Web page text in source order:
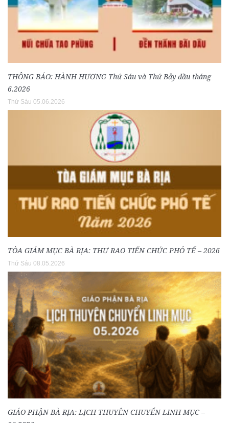
THÔNG BÁO: HÀNH HƯƠNG Thứ Sáu và Thứ Bảy đầu tháng
6.2026
Thứ Sáu 05.06.2026
TÒA GIÁM MỤC BÀ RỊA: THƯ RAO TIẾN CHỨC PHÓ TẾ – 2026
Thứ Sáu 08.05.2026
GIÁO PHẬN BÀ RỊA: LỊCH THUYÊN CHUYỂN LINH MỤC –